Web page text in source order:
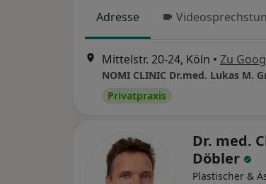
Adresse
Mittelstr. 20-24, Köln • Zu
Privatpraxis
Dr. med.
Döbler
Plastischer &